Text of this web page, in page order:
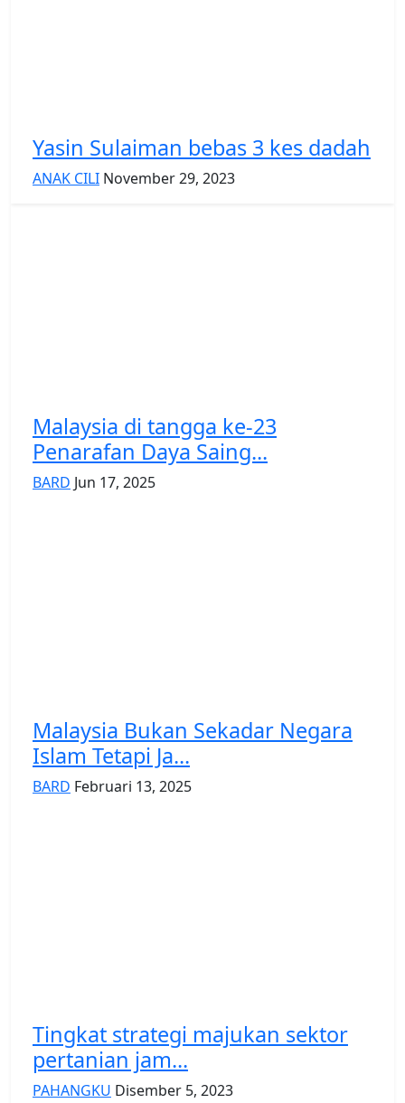
Yasin Sulaiman bebas 3 kes dadah
ANAK CILI November 29, 2023
Malaysia di tangga ke-23
Penarafan Daya Saing...
BARD Jun 17, 2025
Malaysia Bukan Sekadar Negara
Islam Tetapi Ja...
BARD Februari 13, 2025
Tingkat strategi majukan sektor
pertanian jam...
PAHANGKU Disember 5, 2023